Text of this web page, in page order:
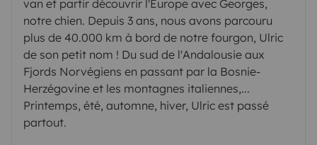
van et partir découvrir l'Europe avec Georges,
notre chien. Depuis 3 ans, nous avons parcouru
plus de 40.000 km à bord de notre fourgon, Ulric
de son petit nom ! Du sud de l'Andalousie aux
Fjords Norvégiens en passant par la Bosnie-
Herzégovine et les montagnes italiennes,...
Printemps, été, automne, hiver, Ulric est passé
partout.